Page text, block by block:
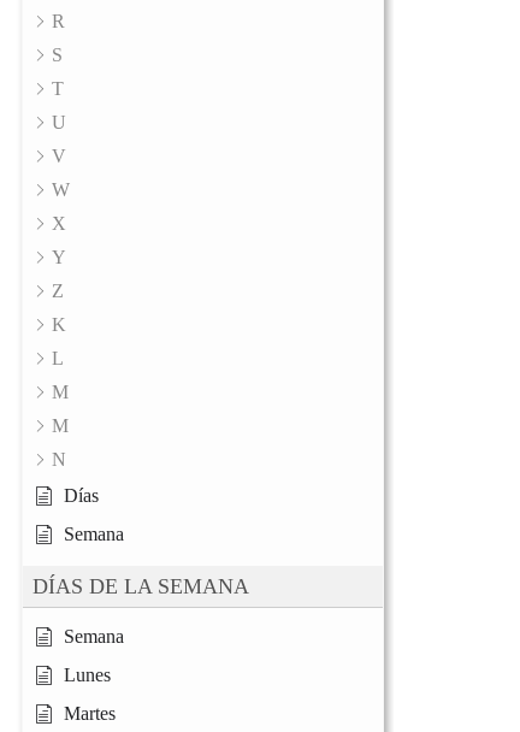
R
S
T
U
V
W
X
Y
Z
K
L
M
M
N
Días
Semana
DÍAS DE LA SEMANA
Semana
Lunes
Martes